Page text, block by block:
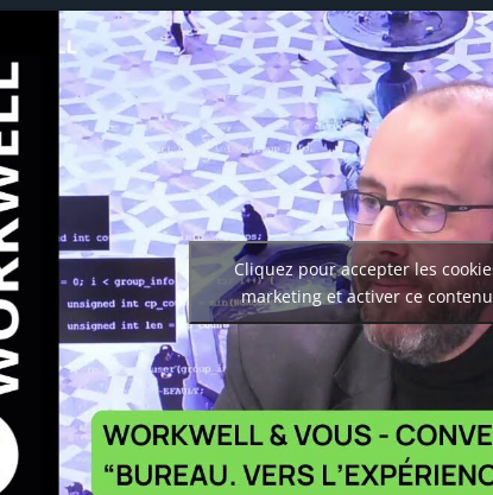
Cliquez pour accepter les
marketing et activer ce contenu